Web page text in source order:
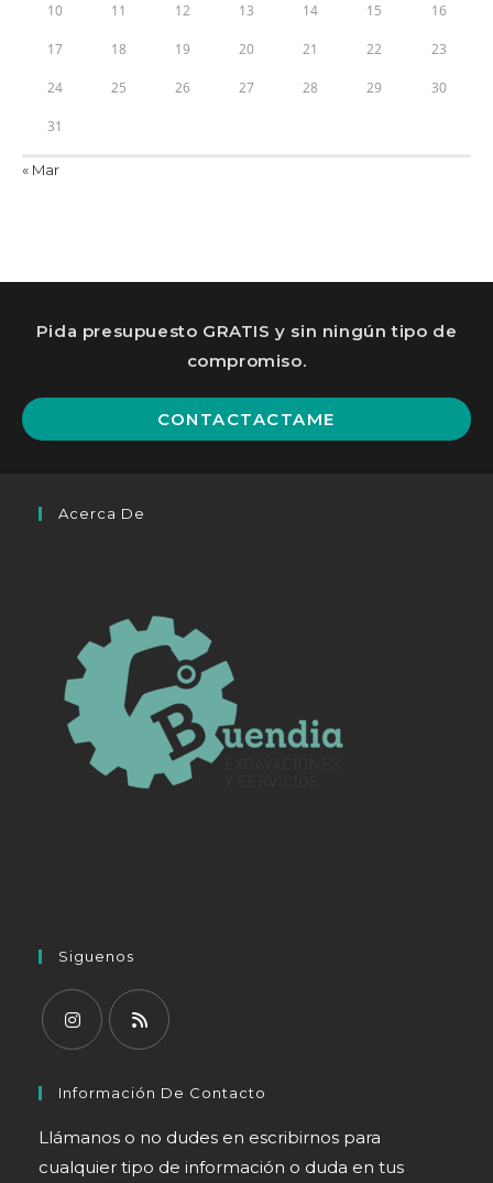
10 11 12 13 14 15 16
17 18 19 20 21 22 23
24 25 26 27 28 29 30
31
« Mar
Pida presupuesto GRATIS y sin ningún tipo de
compromiso.
CONTACTACTAME
Acerca De
Siguenos
abre
una
nueva
abre
una
nueva
Información De Contacto
Llámanos o no dudes en escribirnos para
cualquier tipo de información o duda en tus